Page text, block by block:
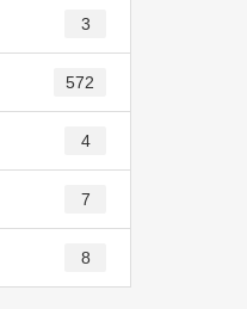
3
572
4
7
8